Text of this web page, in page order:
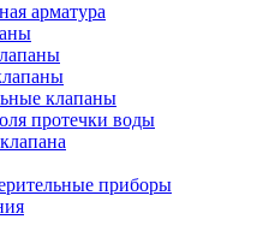
арматура
клапаны
протечки воды
приборы